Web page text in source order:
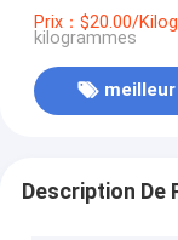
Prix：$20.00/
kilogrammes
Description De